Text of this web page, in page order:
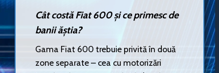
Cât costă Fiat 600 și ce primesc de
banii ăștia?
Gama Fiat 600 trebuie privită în două
zone separate – cea cu motorizări